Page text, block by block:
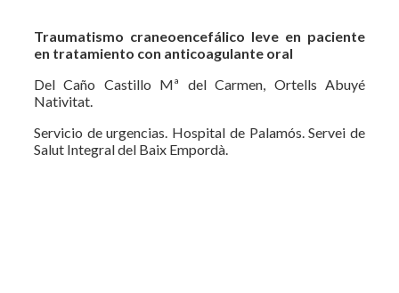
Traumatismo craneoencefálico leve en paciente
en tratamiento con anticoagulante oral
Del Caño Castillo Mª del Carmen, Ortells Abuyé
Nativitat.
Servicio de urgencias. Hospital de Palamós. Servei de
Salut Integral del Baix Empordà.